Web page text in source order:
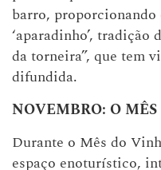
barro,
‘aparadinho’,
da torneira”, que tem
difundida.
NOVEMBRO: O
Durante o Mês do
espaço enoturístico,